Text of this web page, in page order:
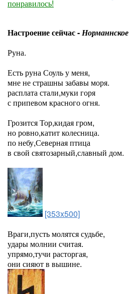
понравилось!
Настроение сейчас -Норманнское
Руна.
Есть руна Соуль у меня,
мне не страшны забавы моря.
расплата стали,муки горя
с припевом красного огня.
Грозится Тор,кидая гром,
но ровно,катит колесница.
по небу,Северная птица
в свой святозарный,славный дом.
[353x500]
Враги,пусть молятся судьбе,
удары молнии считая.
упрямо,тучи расторгая,
они сияют в вышине.